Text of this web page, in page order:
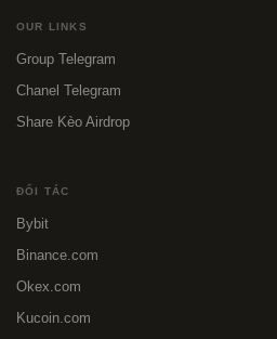
OUR LINKS
Group Telegram
Chanel Telegram
Share Kèo Airdrop
ĐỐI TÁC
Bybit
Binance.com
Okex.com
Kucoin.com